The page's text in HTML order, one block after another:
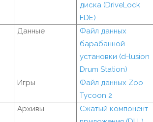
диска (DriveLock
FDE)
Данные
Файл данных
барабанной
установки (d-lusion
Drum Station)
Игры
Файл данных Zoo
Tycoon 2
Архивы
Сжатый компонент